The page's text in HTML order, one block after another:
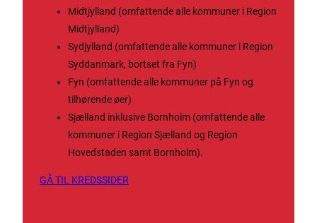
Midtjylland (omfattende alle kommuner i Region
Midtjylland)
Sydjylland (omfattende alle kommuner i Region
Syddanmark, bortset fra Fyn)
Fyn (omfattende alle kommuner på Fyn og
tilhørende øer)
Sjælland inklusive Bornholm (omfattende alle
kommuner i Region Sjælland og Region
Hovedstaden samt Bornholm).
GÅ TIL KREDSSIDER